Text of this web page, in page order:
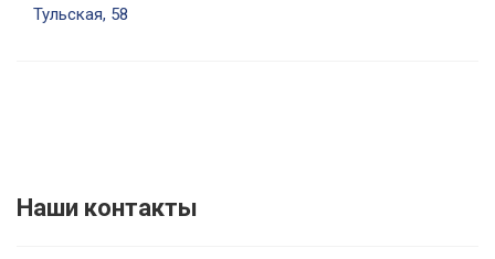
Тульская, 58
Наши контакты